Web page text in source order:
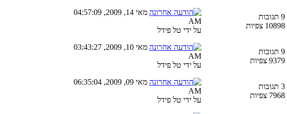
9 תגובות
10898 צפיות
מאי 14, 2009, 04:57:09
AM
על ידי טל פידל
9 תגובות
9379 צפיות
מאי 10, 2009, 03:43:27
AM
על ידי טל פידל
3 תגובות
7968 צפיות
מאי 09, 2009, 06:35:04
AM
על ידי טל פידל